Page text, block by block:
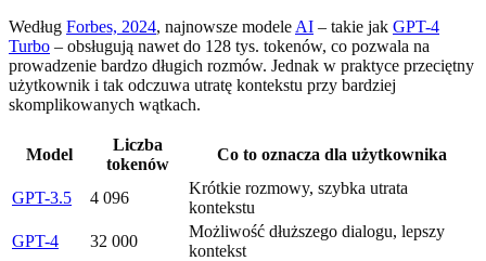
Według Forbes, 2024, najnowsze modele AI – takie jak GPT-4
Turbo – obsługują nawet do 128 tys. tokenów, co pozwala na
prowadzenie bardzo długich rozmów. Jednak w praktyce przeciętny
użytkownik i tak odczuwa utratę kontekstu przy bardziej
skomplikowanych wątkach.
Model
Liczba
tokenów
Co to oznacza dla użytkownika
GPT-3.5 4 096
Krótkie rozmowy, szybka utrata
kontekstu
GPT-4
32 000
Możliwość dłuższego dialogu, lepszy
kontekst